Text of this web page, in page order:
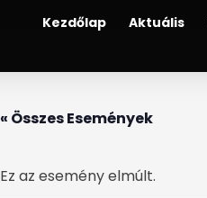
Kezdőlap Aktuális
« Összes Események
Ez az esemény elmúlt.